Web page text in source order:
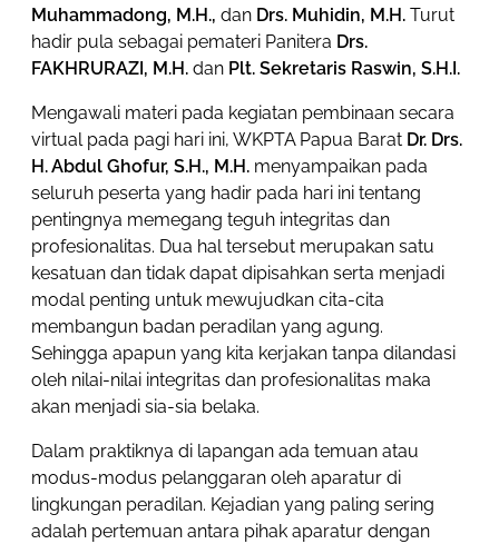
Muhammadong, M.H., dan Drs. Muhidin, M.H. Turut
hadir pula sebagai pemateri Panitera Drs.
FAKHRURAZI, M.H. dan Plt. Sekretaris Raswin, S.H.I.
Mengawali materi pada kegiatan pembinaan secara
virtual pada pagi hari ini, WKPTA Papua Barat Dr. Drs.
H. Abdul Ghofur, S.H., M.H. menyampaikan pada
seluruh peserta yang hadir pada hari ini tentang
pentingnya memegang teguh integritas dan
profesionalitas. Dua hal tersebut merupakan satu
kesatuan dan tidak dapat dipisahkan serta menjadi
modal penting untuk mewujudkan cita-cita
membangun badan peradilan yang agung.
Sehingga apapun yang kita kerjakan tanpa dilandasi
oleh nilai-nilai integritas dan profesionalitas maka
akan menjadi sia-sia belaka.
Dalam praktiknya di lapangan ada temuan atau
modus-modus pelanggaran oleh aparatur di
lingkungan peradilan. Kejadian yang paling sering
adalah pertemuan antara pihak aparatur dengan